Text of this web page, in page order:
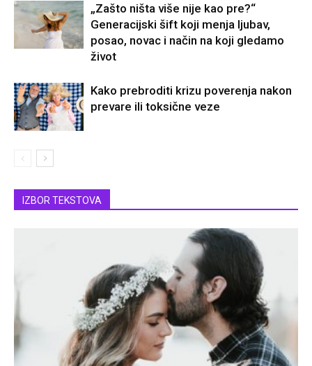
„Zašto ništa više nije kao pre?“
Generacijski šift koji menja ljubav,
posao, novac i način na koji gledamo
život
Kako prebroditi krizu poverenja nakon
prevare ili toksične veze
IZBOR TEKSTOVA